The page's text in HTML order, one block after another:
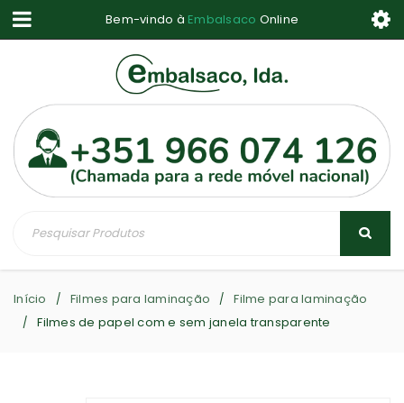
Bem-vindo à Embalsaco Online
Início / Filmes para laminação / Filme para laminação
/ Filmes de papel com e sem janela transparente